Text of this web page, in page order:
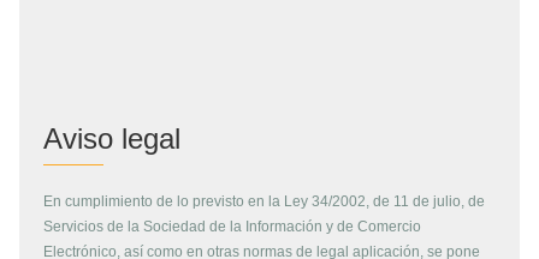
Aviso legal
En cumplimiento de lo previsto en la Ley 34/2002, de 11 de julio, de
Servicios de la Sociedad de la Información y de Comercio
Electrónico, así como en otras normas de legal aplicación, se pone